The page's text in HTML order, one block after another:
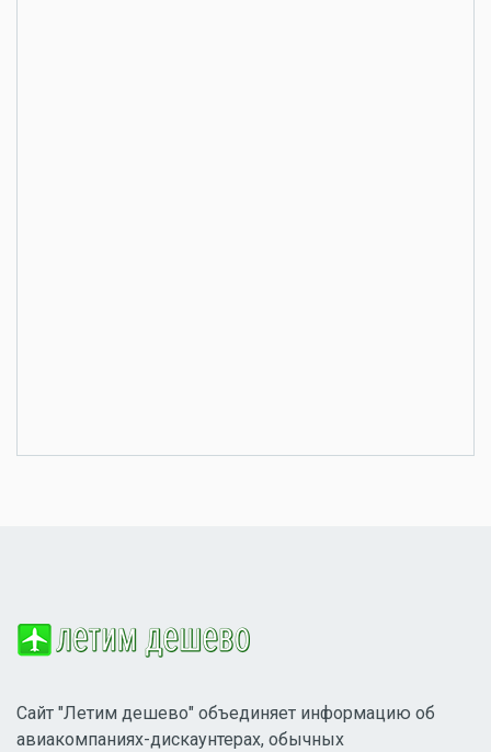
Сайт "Летим дешево" объединяет информацию об
авиакомпаниях-дискаунтерах, обычных